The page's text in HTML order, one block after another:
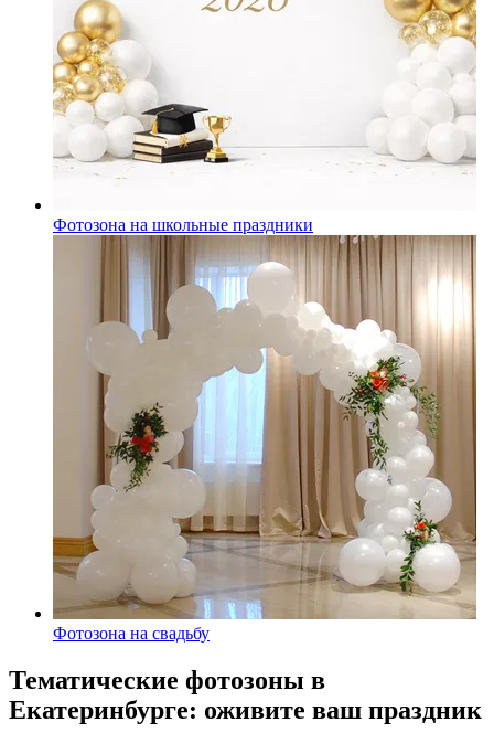
Фотозона на школьные праздники
Фотозона на свадьбу
Тематические фотозоны в
Екатеринбурге: оживите ваш праздник